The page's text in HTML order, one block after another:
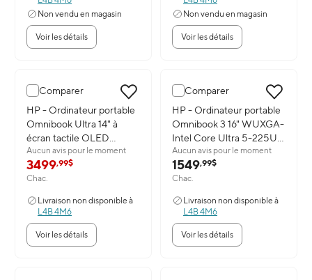
Non vendu en magasin
Voir les détails
Non vendu en magasin
Voir les détails
Comparer
Image du produit: HP - Ordinateur portable Omnibook Ultra 14"
HP - Ordinateur portable
Omnibook Ultra 14" à
écran tactile OLED
Copilot+- PC Portable -
Intel Core Ultra 9-386H-
SSD de 2 To- 32 Go de
Aucun avis pour le moment
3499,99$
Chac.
Livraison non disponible à
L4B 4M6
Voir les détails
Comparer
Image du produit: HP -
HP - Ordinateur portable
Omnibook 3 16" WUXGA-
Intel Core Ultra 5-225U-
SSD de 512 Go- 24 Go de
RAM-Windows 11 Famille
Aucun avis pour le moment
1549,99$
Chac.
Livraison non disponible à
L4B 4M6
Voir les détails